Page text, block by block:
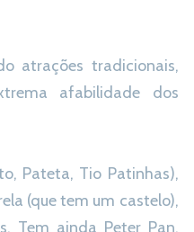
atrações tradicionais,
afabilidade dos
Pateta, Tio Patinhas),
(que tem um castelo),
Tem ainda Peter Pan,